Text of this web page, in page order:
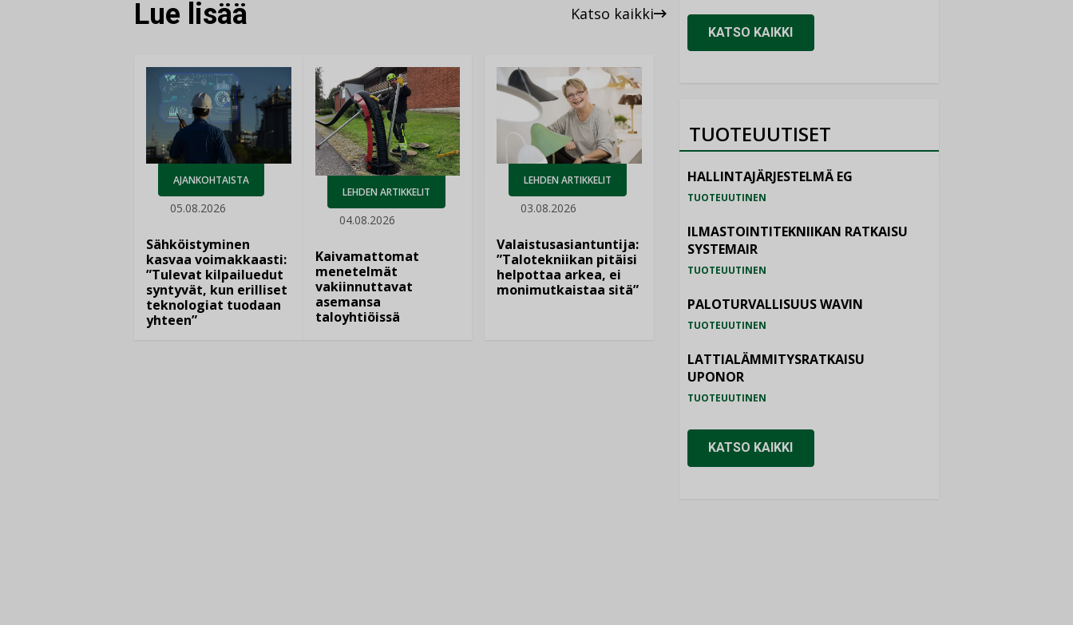
Lue lisää Katso kaikki
AJANKOHTAISTA
05.08.2026
Sähköistyminen
kasvaa voimakkaasti:
”Tulevat kilpailuedut
syntyvät, kun erilliset
teknologiat tuodaan
yhteen”
LEHDEN ARTIKKELIT
04.08.2026
Kaivamattomat
menetelmät
vakiinnuttavat
asemansa
taloyhtiöissä
LEHDEN ARTIKKELIT
03.08.2026
Valaistusasiantuntija:
”Talotekniikan pitäisi
helpottaa arkea, ei
monimutkaistaa sitä”
KATSO KAIKKI
TUOTEUUTISET
HALLINTAJÄRJESTELMÄ EG
TUOTEUUTINEN
ILMASTOINTITEKNIIKAN RATKAISU
SYSTEMAIR
TUOTEUUTINEN
PALOTURVALLISUUS WAVIN
TUOTEUUTINEN
LATTIALÄMMITYSRATKAISU
UPONOR
TUOTEUUTINEN
KATSO KAIKKI